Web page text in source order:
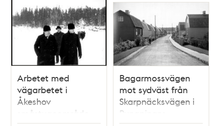
Arbetet med
vägarbetet i
Åkeshov
småstugeområde
Bagarmossvägen
mot sydväst från
Skarpnäcksvägen i
Pungpinans